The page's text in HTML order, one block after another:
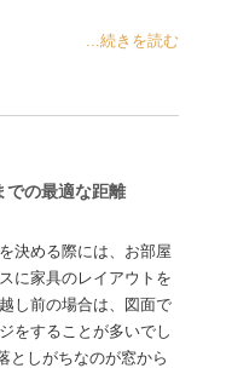
...続きを読む
での最適な距離
決める際には、お部屋
に家具のレイアウトを
し前の場合は、図面で
をすることが多いでし
としがちなのが窓から